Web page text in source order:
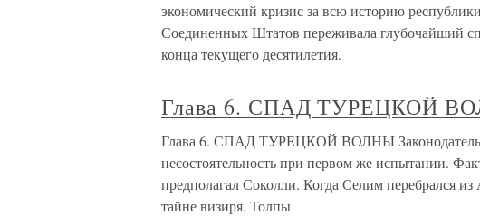
экономический кризис за всю историю
Соединенных Штатов переживала глубочайший
конца текущего десятилетия.
Глава 6. СПАД ТУРЕЦКОЙ
Глава 6. СПАД ТУРЕЦКОЙ ВОЛНЫ
несостоятельность при первом же испытании.
предполагал Соколли. Когда Селим перебрался
тайне визиря. Толпы